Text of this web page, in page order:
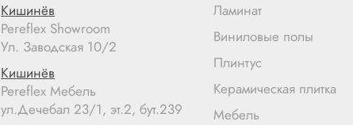
Кишинёв
Pereflex Showroom
Ул. Заводская 10/2
Кишинёв
Pereflex Мебель
ул.Дечебал 23/1, эт.2, бут.239
Ламинат
Виниловые полы
Плинтус
Керамическая плитка
Мебель